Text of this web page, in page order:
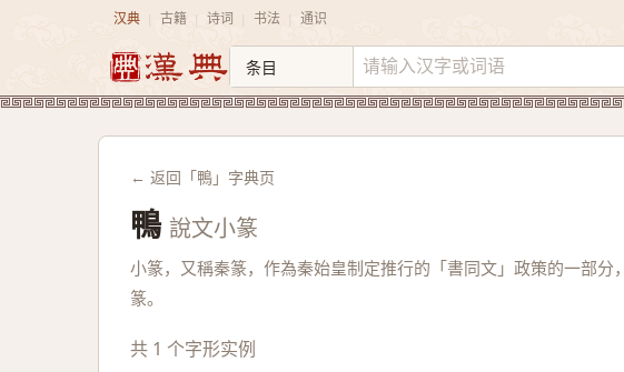
汉典 古籍 诗词 书法 通识
← 返回「鴨」字典页
鴨 說文小篆
小篆，又稱秦篆，作為秦始皇制定推行的「書同文」政策的一部
篆。
共 1 个字形实例